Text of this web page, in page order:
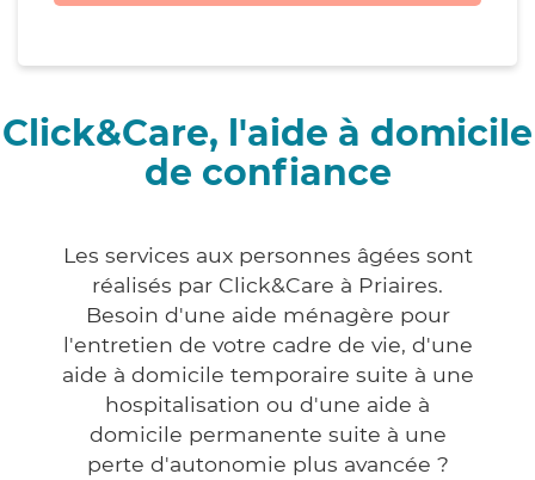
Click&Care, l'aide à domicile
de confiance
Les services aux personnes âgées sont
réalisés par Click&Care à Priaires.
Besoin d'une aide ménagère pour
l'entretien de votre cadre de vie, d'une
aide à domicile temporaire suite à une
hospitalisation ou d'une aide à
domicile permanente suite à une
perte d'autonomie plus avancée ?